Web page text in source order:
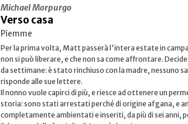
Michael Morpurgo
Verso casa
Piemme
Per la prima volta, Matt passerà l'intera estate in
non si può liberare, e che non sa come affrontare.
da settimane: è stato rinchiuso con la madre, nessuno
risponde alle sue lettere.
Il nonno vuole capirci di più, e riesce ad ottenere un
storia: sono stati arrestati perché di origine afgana, e
completamente ambientati e inseriti, da più di sei anni,